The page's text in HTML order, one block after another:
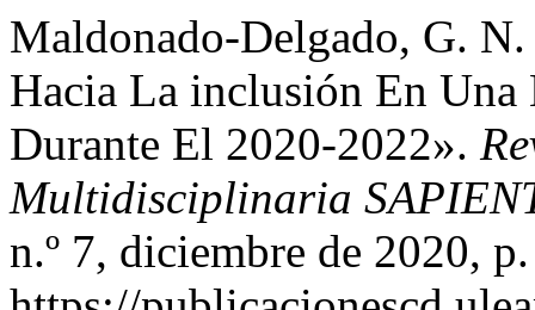
Maldonado-Delgado, G.
Hacia La inclusión En Una
Durante El 2020-2022».
Multidisciplinaria
n.º 7, diciembre de 2020,